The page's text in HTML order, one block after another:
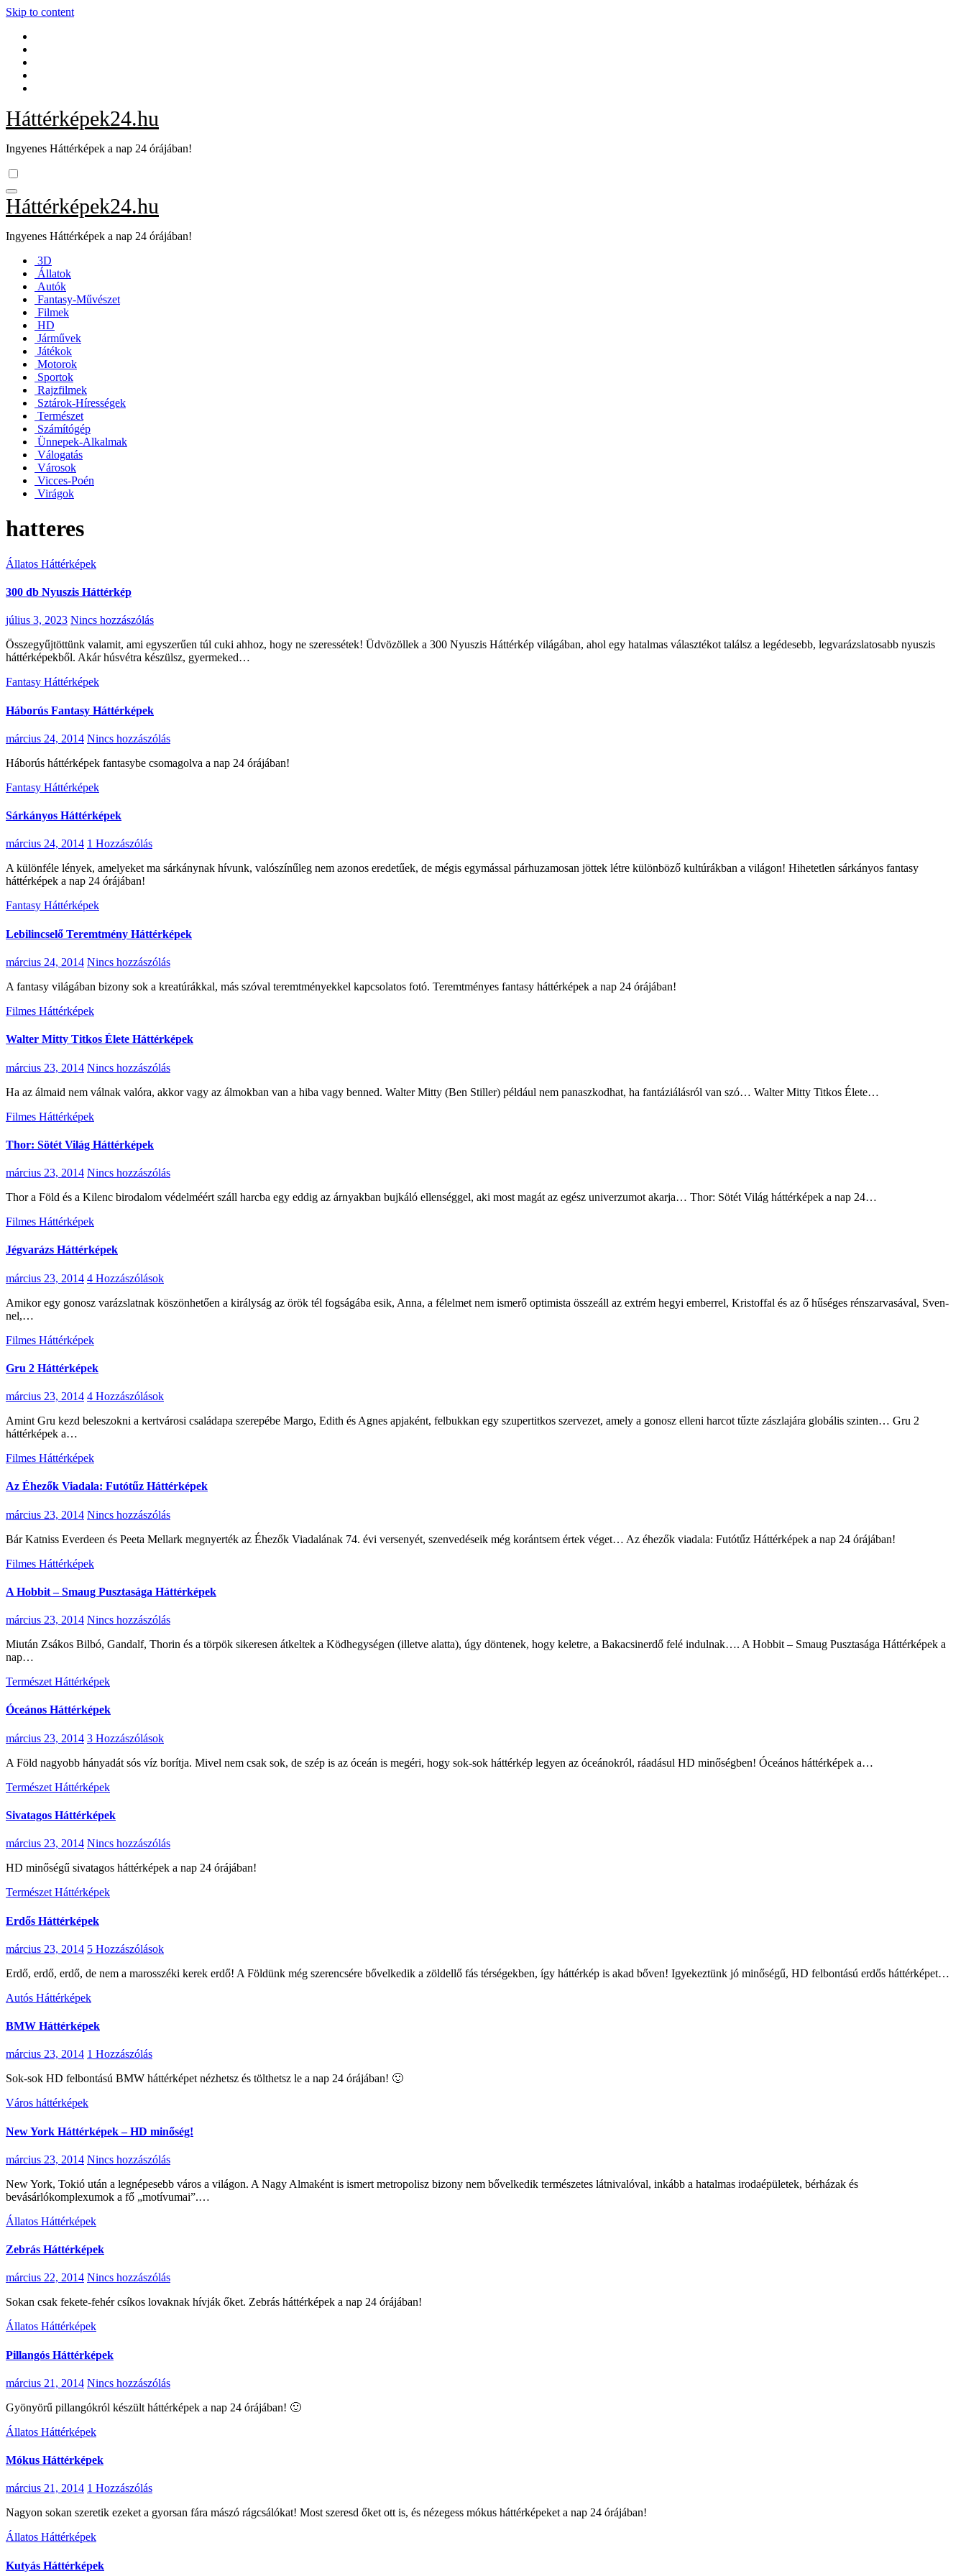
Skip to content
Háttérképek24.hu
Ingyenes Háttérképek a nap 24 órájában!
Háttérképek24.hu
Ingyenes Háttérképek a nap 24 órájában!
3D
Állatok
Autók
Fantasy-Művészet
Filmek
HD
Járművek
Játékok
Motorok
Sportok
Rajzfilmek
Sztárok-Hírességek
Természet
Számítógép
Ünnepek-Alkalmak
Válogatás
Városok
Vicces-Poén
Virágok
hatteres
Állatos Háttérképek
300 db Nyuszis Háttérkép
július 3, 2023 Nincs hozzászólás
Összegyűjtöttünk valamit, ami egyszerűen túl cuki ahhoz, hogy ne szeressétek! Üdvözöllek a 300 Nyuszis Háttérkép világában, ahol egy hatalmas választékot találsz a legédesebb, legvarázslatosabb nyuszis
háttérképekből. Akár húsvétra készülsz, gyermeked…
Fantasy Háttérképek
Háborús Fantasy Háttérképek
március 24, 2014 Nincs hozzászólás
Háborús háttérképek fantasybe csomagolva a nap 24 órájában!
Fantasy Háttérképek
Sárkányos Háttérképek
március 24, 2014 1 Hozzászólás
A különféle lények, amelyeket ma sárkánynak hívunk, valószínűleg nem azonos eredetűek, de mégis egymással párhuzamosan jöttek létre különböző kultúrákban a világon! Hihetetlen sárkányos fantasy
háttérképek a nap 24 órájában!
Fantasy Háttérképek
Lebilincselő Teremtmény Háttérképek
március 24, 2014 Nincs hozzászólás
A fantasy világában bizony sok a kreatúrákkal, más szóval teremtményekkel kapcsolatos fotó. Teremtményes fantasy háttérképek a nap 24 órájában!
Filmes Háttérképek
Walter Mitty Titkos Élete Háttérképek
március 23, 2014 Nincs hozzászólás
Ha az álmaid nem válnak valóra, akkor vagy az álmokban van a hiba vagy benned. Walter Mitty (Ben Stiller) például nem panaszkodhat, ha fantáziálásról van szó… Walter Mitty Titkos Élete…
Filmes Háttérképek
Thor: Sötét Világ Háttérképek
március 23, 2014 Nincs hozzászólás
Thor a Föld és a Kilenc birodalom védelméért száll harcba egy eddig az árnyakban bujkáló ellenséggel, aki most magát az egész univerzumot akarja… Thor: Sötét Világ háttérképek a nap 24…
Filmes Háttérképek
Jégvarázs Háttérképek
március 23, 2014 4 Hozzászólások
Amikor egy gonosz varázslatnak köszönhetően a királyság az örök tél fogságába esik, Anna, a félelmet nem ismerő optimista összeáll az extrém hegyi emberrel, Kristoffal és az ő hűséges rénszarvasával, Sven-
nel,…
Filmes Háttérképek
Gru 2 Háttérképek
március 23, 2014 4 Hozzászólások
Amint Gru kezd beleszokni a kertvárosi családapa szerepébe Margo, Edith és Agnes apjaként, felbukkan egy szupertitkos szervezet, amely a gonosz elleni harcot tűzte zászlajára globális szinten… Gru 2
háttérképek a…
Filmes Háttérképek
Az Éhezők Viadala: Futótűz Háttérképek
március 23, 2014 Nincs hozzászólás
Bár Katniss Everdeen és Peeta Mellark megnyerték az Éhezők Viadalának 74. évi versenyét, szenvedéseik még korántsem értek véget… Az éhezők viadala: Futótűz Háttérképek a nap 24 órájában!
Filmes Háttérképek
A Hobbit – Smaug Pusztasága Háttérképek
március 23, 2014 Nincs hozzászólás
Miután Zsákos Bilbó, Gandalf, Thorin és a törpök sikeresen átkeltek a Ködhegységen (illetve alatta), úgy döntenek, hogy keletre, a Bakacsinerdő felé indulnak…. A Hobbit – Smaug Pusztasága Háttérképek a
nap…
Természet Háttérképek
Óceános Háttérképek
március 23, 2014 3 Hozzászólások
A Föld nagyobb hányadát sós víz borítja. Mivel nem csak sok, de szép is az óceán is megéri, hogy sok-sok háttérkép legyen az óceánokról, ráadásul HD minőségben! Óceános háttérképek a…
Természet Háttérképek
Sivatagos Háttérképek
március 23, 2014 Nincs hozzászólás
HD minőségű sivatagos háttérképek a nap 24 órájában!
Természet Háttérképek
Erdős Háttérképek
március 23, 2014 5 Hozzászólások
Erdő, erdő, erdő, de nem a marosszéki kerek erdő! A Földünk még szerencsére bővelkedik a zöldellő fás térségekben, így háttérkép is akad bőven! Igyekeztünk jó minőségű, HD felbontású erdős háttérképet…
Autós Háttérképek
BMW Háttérképek
március 23, 2014 1 Hozzászólás
Sok-sok HD felbontású BMW háttérképet nézhetsz és tölthetsz le a nap 24 órájában! 🙂
Város háttérképek
New York Háttérképek – HD minőség!
március 23, 2014 Nincs hozzászólás
New York, Tokió után a legnépesebb város a világon. A Nagy Almaként is ismert metropolisz bizony nem bővelkedik természetes látnivalóval, inkább a hatalmas irodaépületek, bérházak és
bevásárlókomplexumok a fő „motívumai”.…
Állatos Háttérképek
Zebrás Háttérképek
március 22, 2014 Nincs hozzászólás
Sokan csak fekete-fehér csíkos lovaknak hívják őket. Zebrás háttérképek a nap 24 órájában!
Állatos Háttérképek
Pillangós Háttérképek
március 21, 2014 Nincs hozzászólás
Gyönyörű pillangókról készült háttérképek a nap 24 órájában! 🙂
Állatos Háttérképek
Mókus Háttérképek
március 21, 2014 1 Hozzászólás
Nagyon sokan szeretik ezeket a gyorsan fára mászó rágcsálókat! Most szeresd őket ott is, és nézegess mókus háttérképeket a nap 24 órájában!
Állatos Háttérképek
Kutyás Háttérképek